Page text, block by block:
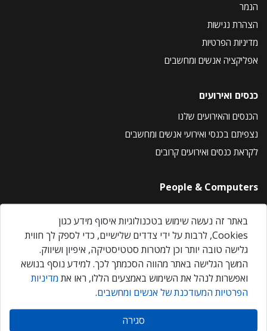
הנמר
הצהרת נגישות
מדיניות הפרטיות
אפליקציה אנשים ומחשבים
כנסים ואירועים
הכנסים והאירועים שלנו
נצפיתם בכנסי ואירועי אנשים ומחשבים
לקראת כנסים ואירועים קרובים
People & Computers
About Us
Privacy Policy
Contact Us
Our Events
אנשים ומחשבים © 2026 – כל הזכויות שמורות
באתר זה נעשה שימוש בטכנולוגיות איסוף מידע כגון
Cookies, לרבות על ידי צדדים שלישיים, כדי לספק לך חווית
גלישה טובה יותר וכן למטרות סטטיסטיקה, איפיון ושיווק.
המשך הגלישה באתר מהווה הסכמתך לכך. למידע נוסף בנושא
ואפשרות לנהל את השימוש באמצעים הללו, ראו את מדיניות
הפרטיות המעודכנת של אנשים ומחשבים.
סגירה